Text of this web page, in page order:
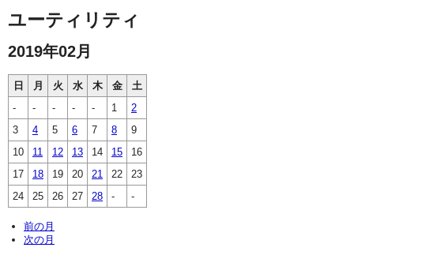
ユーティリティ
2019年02月
日 月 火 水 木 金
土
-
- - - - 1
2
3
4 5 6 7 8
9
10
11 12 13 14 15
16
17
18 19 20 21 22
23
24
25 26 27 28 - -
前の月
次の月